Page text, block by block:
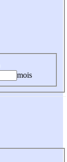
mois